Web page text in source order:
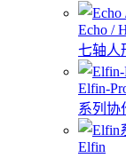
Echo /
七轴人
Elfin-
系列协
Elfin